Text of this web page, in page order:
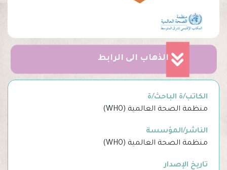
الذهاب الى الرابط
الكاتب/ة الباحث/ة
منظمة الصحة العالمية (WHO)
الناشر/المؤسسة
منظمة الصحة العالمية (WHO)
تاريخ الإصدار